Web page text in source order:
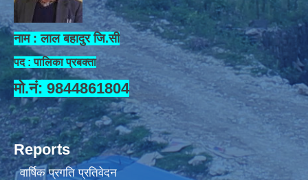
नाम : लाल बहादुर जि.सी
पद : पालिका प्रबक्ता
मो.नं: 9844861804
Reports
वार्षिक प्रगति प्रतिवेदन